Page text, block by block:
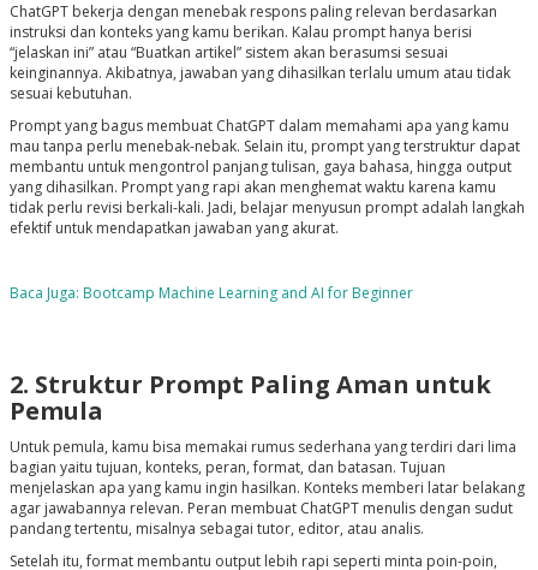
ChatGPT bekerja dengan menebak respons paling relevan berdasarkan
instruksi dan konteks yang kamu berikan. Kalau prompt hanya berisi
“jelaskan ini” atau “Buatkan artikel” sistem akan berasumsi sesuai
keinginannya. Akibatnya, jawaban yang dihasilkan terlalu umum atau tidak
sesuai kebutuhan.
Prompt yang bagus membuat ChatGPT dalam memahami apa yang kamu
mau tanpa perlu menebak-nebak. Selain itu, prompt yang terstruktur dapat
membantu untuk mengontrol panjang tulisan, gaya bahasa, hingga output
yang dihasilkan. Prompt yang rapi akan menghemat waktu karena kamu
tidak perlu revisi berkali-kali. Jadi, belajar menyusun prompt adalah langkah
efektif untuk mendapatkan jawaban yang akurat.
Baca Juga: Bootcamp Machine Learning and AI for Beginner
2. Struktur Prompt Paling Aman untuk
Pemula
Untuk pemula, kamu bisa memakai rumus sederhana yang terdiri dari lima
bagian yaitu tujuan, konteks, peran, format, dan batasan. Tujuan
menjelaskan apa yang kamu ingin hasilkan. Konteks memberi latar belakang
agar jawabannya relevan. Peran membuat ChatGPT menulis dengan sudut
pandang tertentu, misalnya sebagai tutor, editor, atau analis.
Setelah itu, format membantu output lebih rapi seperti minta poin-poin,